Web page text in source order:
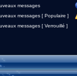
messages
messages [ Populaire ]
messages [ Verrouillé ]